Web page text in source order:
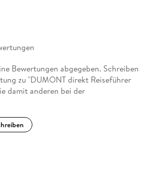
Frank Stier hat in
seitdem die bulgarische Hauptstadt in
gerade durch die Gassen der
flaniert oder die pulsierende
schreibt er leidenschaftlich über
Themen in der wundersamen
Bewertungen abgegeben. Schreiben
zu "DUMONT direkt Reiseführer
damit anderen bei der